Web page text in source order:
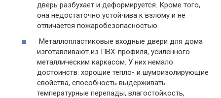
дверь разбухает и деформируется. Кроме того,
она недостаточно устойчива к взлому и не
отличается пожаробезопасностью.
Металлопластиковые входные двери для дома
изготавливают из ПВХ-профиля, усиленного
металлическим каркасом. У них немало
достоинств: хорошие тепло- и шумоизолирующие
свойства, способность выдерживать
температурные перепады, влагостойкость,